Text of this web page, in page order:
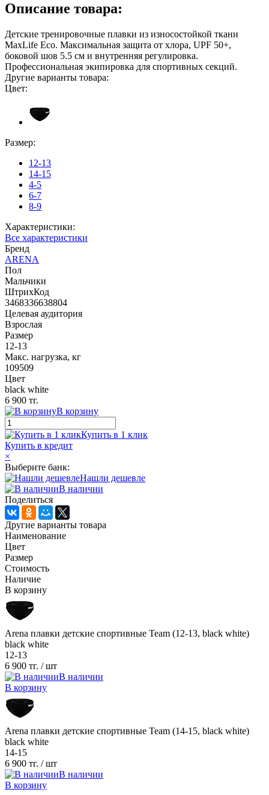
Описание товара:
Детские тренировочные плавки из износостойкой ткани
MaxLife Eco. Максимальная защита от хлора, UPF 50+,
боковой шов 5.5 см и внутренняя регулировка.
Профессиональная экипировка для спортивных секций.
Другие варианты товара:
Цвет:
Размер:
12-13
14-15
4-5
6-7
8-9
Характеристики:
Все характеристики
Бренд
ARENA
Пол
Мальчики
ШтрихКод
3468336638804
Целевая аудитория
Взрослая
Размер
12-13
Макс. нагрузка, кг
109509
Цвет
black white
6 900 тг.
В корзину
Купить в 1 клик
Купить в кредит
×
Выберите банк:
Нашли дешевле
В наличии
Поделиться
Другие варианты товара
Наименование
Цвет
Размер
Стоимость
Наличие
В корзину
Arena плавки детские спортивные Team (12-13, black white)
black white
12-13
6 900 тг. / шт
В наличии
В корзину
Arena плавки детские спортивные Team (14-15, black white)
black white
14-15
6 900 тг. / шт
В наличии
В корзину